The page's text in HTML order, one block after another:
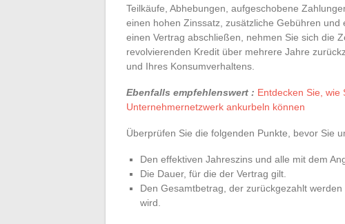
Teilkäufe, Abhebungen, aufgeschobene
einen hohen Zinssatz, zusätzliche Gebühren
einen Vertrag abschließen, nehmen Sie sich die
revolvierenden Kredit über mehrere Jahre
und Ihres Konsumverhaltens.
Ebenfalls empfehlenswert : Entdecken Sie, wie
Unternehmernetzwerk ankurbeln können
Überprüfen Sie die folgenden Punkte, bevor Sie
Den effektiven Jahreszins und alle mit dem
Die Dauer, für die der Vertrag gilt.
Den Gesamtbetrag, der zurückgezahlt
wird.